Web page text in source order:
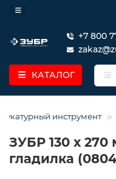
+7 800
КАТАЛОГ
инструмент
ЗУБР 130 х
гладилка